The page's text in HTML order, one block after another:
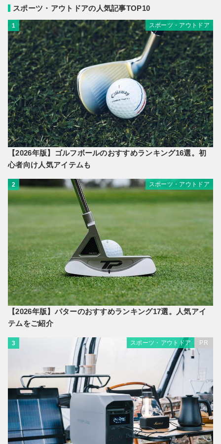
スポーツ・アウトドアの人気記事TOP10
1 スポーツ・アウトドア
【2026年版】ゴルフボールのおすすめランキング16選。初
心者向け人気アイテムも
2 スポーツ・アウトドア
【2026年版】パターのおすすめランキング17選。人気アイ
テムをご紹介
3 スポーツ・アウトドア PR